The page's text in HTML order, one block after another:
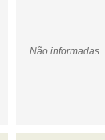
Não informadas